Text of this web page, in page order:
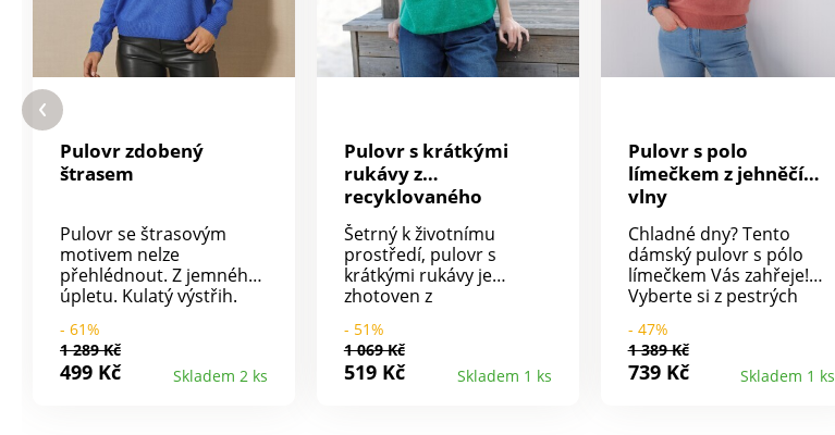
Pulovr zdobený
štrasem
Pulovr se štrasovým
motivem nelze
přehlédnout. Z jemného
úpletu. Kulatý výstřih.
štras. Spadlá ramena.
Dlouhé rukávy. Lze prát v
pračce.
- 61%
1 289 Kč
499 Kč Skladem 2 ks
Pulovr s krátkými
rukávy z
recyklovaného
polyesteru
Šetrný k životnímu
prostředí, pulovr s
krátkými rukávy je
zhotoven z
Komfortní volný střih.
Stojáček. Krátké rukávy.
Žebrovaný spodní lem a
- 51%
1 069 Kč
519 Kč Skladem 1 ks
Pulovr s polo
límečkem z jehněčí
vlny
Chladné dny? Tento
dámský pulovr s pólo
límečkem Vás zahřeje!
Vyberte si z pestrých
pravý. Dlouhé rukávy a
spodní lem zakončené
pružným patentem. Trik
- 47%
1 389 Kč
739 Kč Skladem 1 ks